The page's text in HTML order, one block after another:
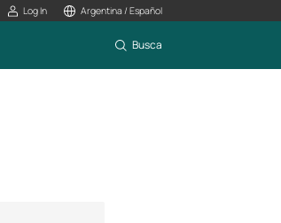
Log In Argentina / Español
Busca